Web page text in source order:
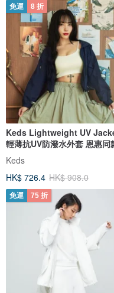
免運 8 折
Keds Lightweight UV
輕薄抗UV防潑水外套 恩惠同
Keds
HK$ 726.4 HK$ 908.0
免運 75 折